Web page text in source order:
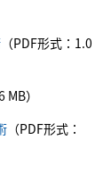
（PDF形式：1.0
）
（PDF形式：